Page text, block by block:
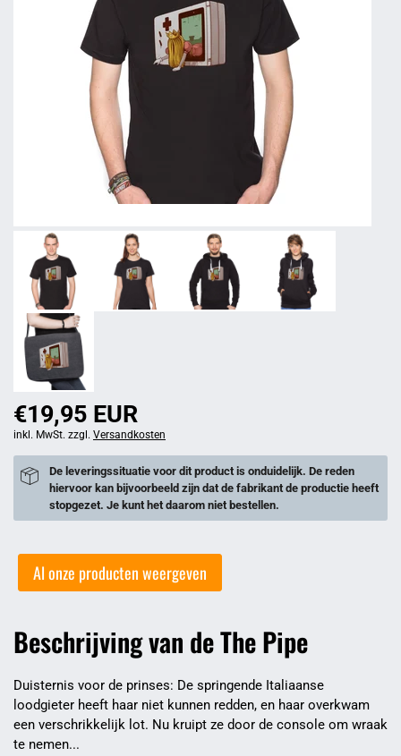
€19,95 EUR
inkl. MwSt. zzgl. Versandkosten
De leveringssituatie voor dit product is onduidelijk. De reden
hiervoor kan bijvoorbeeld zijn dat de fabrikant de productie heeft
stopgezet. Je kunt het daarom niet bestellen.
Al onze producten weergeven
Beschrijving van de The Pipe
Duisternis voor de prinses: De springende Italiaanse
loodgieter heeft haar niet kunnen redden, en haar overkwam
een verschrikkelijk lot. Nu kruipt ze door de console om wraak
te nemen...